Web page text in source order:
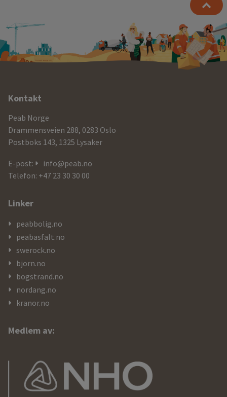
Ytterligere
informasjon
og
kontaktdetaljer
Kontakt
Peab Norge
Drammensveien 288, 0283 Oslo
Postboks 143, 1325 Lysaker
E-post:
info@peab.no
Telefon: +47 23 30 30 00
Linker
peabbolig.no
peabasfalt.no
swerock.no
bjorn.no
bogstrand.no
nordang.no
kranor.no
Medlem av: